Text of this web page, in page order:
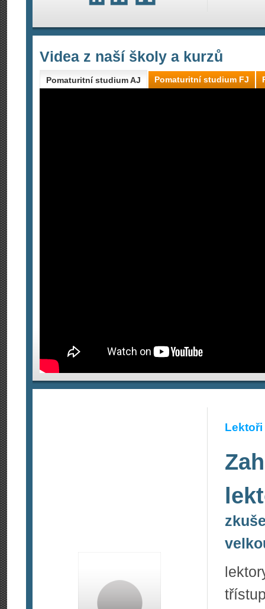
Videa z naší školy a kurzů
Pomaturitní studium AJ Pomaturitní studium FJ